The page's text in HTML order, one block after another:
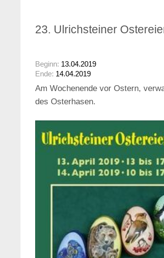
23. Ulrichsteiner
Beginn: 13.04.2019
Ende: 14.04.2019
Am Wochenende vor Ostern,
des Osterhasen.